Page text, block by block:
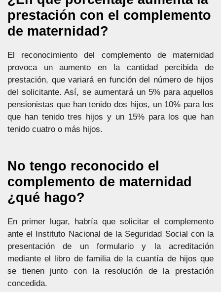
prestación con el complemento
de maternidad?
El reconocimiento del complemento de maternidad
provoca un aumento en la cantidad percibida de
prestación, que variará en función del número de hijos
del solicitante. Así, se aumentará un 5% para aquellos
pensionistas que han tenido dos hijos, un 10% para los
que han tenido tres hijos y un 15% para los que han
tenido cuatro o más hijos.
No tengo reconocido el
complemento de maternidad
¿qué hago?
En primer lugar, habría que solicitar el complemento
ante el Instituto Nacional de la Seguridad Social con la
presentación de un formulario y la acreditación
mediante el libro de familia de la cuantía de hijos que
se tienen junto con la resolución de la prestación
concedida.